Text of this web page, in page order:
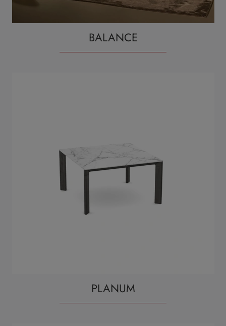
BALANCE
PLANUM